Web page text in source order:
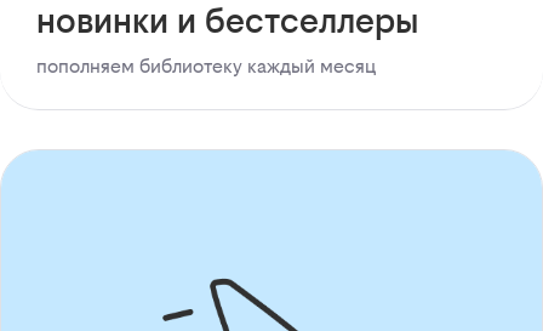
новинки и бестселлеры
пополняем библиотеку каждый месяц